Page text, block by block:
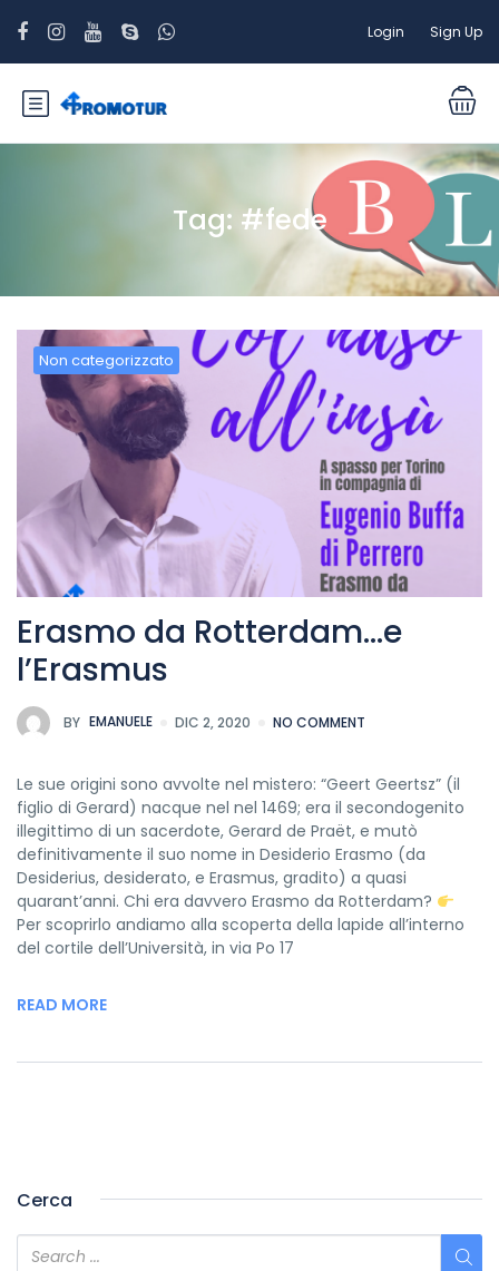
Login Sign Up
Tag: #fede
Non categorizzato
Erasmo da Rotterdam…e
l’Erasmus
BY EMANUELE DIC 2, 2020 NO COMMENT
Le sue origini sono avvolte nel mistero: “Geert Geertsz” (il
figlio di Gerard) nacque nel nel 1469; era il secondogenito
illegittimo di un sacerdote, Gerard de Praët, e mutò
definitivamente il suo nome in Desiderio Erasmo (da
Desiderius, desiderato, e Erasmus, gradito) a quasi
quarant’anni. Chi era davvero Erasmo da Rotterdam?
Per scoprirlo andiamo alla scoperta della lapide all’interno
del cortile dell’Università, in via Po 17
READ MORE
Cerca